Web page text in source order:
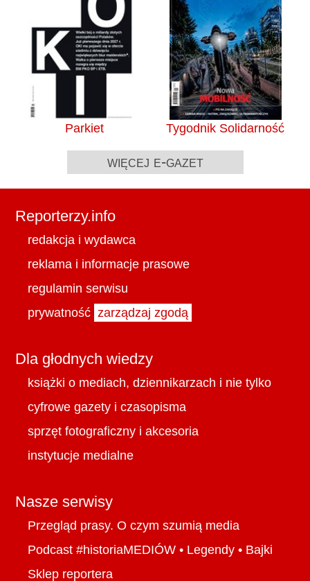
Parkiet Tygodnik Solidarność
więcej e-gazet
Reporterzy.info
redakcja i wydawca
reklama i informacje prasowe
regulamin serwisu
prywatność zarządzaj zgodą
Dla głodnych wiedzy
książki o mediach, dziennikarzach i nie tylko
cyfrowe gazety i czasopisma
sprzęt fotograficzny i akcesoria
instytucje medialne
Nasze serwisy
Przegląd prasy. O czym szumią media
Podcast #historiaMEDIÓW • Legendy • Bajki
Sklep reportera